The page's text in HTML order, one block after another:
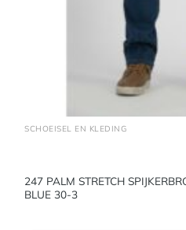
SCHOEISEL EN KLEDING
247 PALM STRETCH
BLUE 30-3